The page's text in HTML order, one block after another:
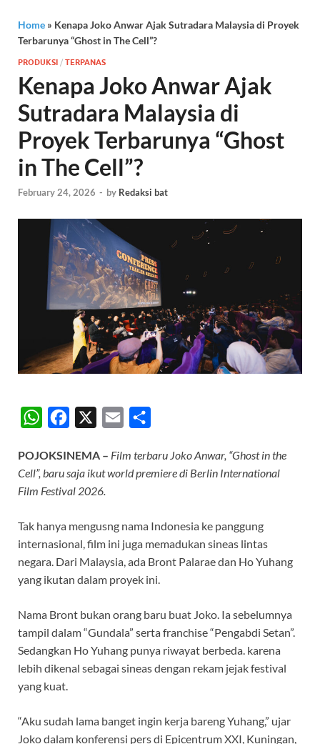
Home » Kenapa Joko Anwar Ajak Sutradara Malaysia di Proyek
Terbarunya “Ghost in The Cell”?
PRODUKSI / TERPANAS
Kenapa Joko Anwar Ajak
Sutradara Malaysia di
Proyek Terbarunya “Ghost
in The Cell”?
February 24, 2026 - by Redaksi bat
W
a
t
A
p
p
c
e
o
o
k
a
i
a
r
POJOKSINEMA – Film terbaru Joko Anwar, “Ghost in the
Cell”, baru saja ikut world premiere di Berlin International
Film Festival 2026.
Tak hanya mengusng nama Indonesia ke panggung
internasional, film ini juga memadukan sineas lintas
negara. Dari Malaysia, ada Bront Palarae dan Ho Yuhang
yang ikutan dalam proyek ini.
Nama Bront bukan orang baru buat Joko. Ia sebelumnya
tampil dalam “Gundala” serta franchise “Pengabdi Setan”.
Sedangkan Ho Yuhang punya riwayat berbeda. karena
lebih dikenal sebagai sineas dengan rekam jejak festival
yang kuat.
“Aku sudah lama banget ingin kerja bareng Yuhang,” ujar
Joko dalam konferensi pers di Epicentrum XXI, Kuningan,